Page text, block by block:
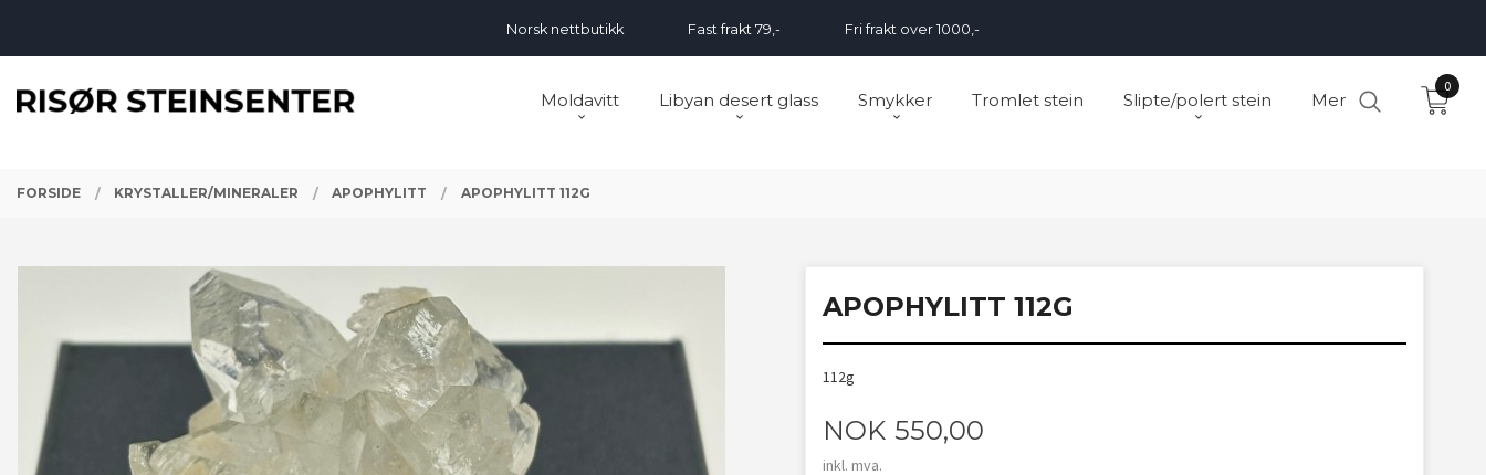
Norsk nettbutikk Fast frakt 79,- Fri frakt over 1000,-
Moldavitt Libyan desert glass Smykker Tromlet stein Slipte/polert stein Mer
0
FORSIDE KRYSTALLER/MINERALER APOPHYLITT APOPHYLITT 112G
APOPHYLITT 112G
112g
Pris
NOK 550,00
inkl. mva.